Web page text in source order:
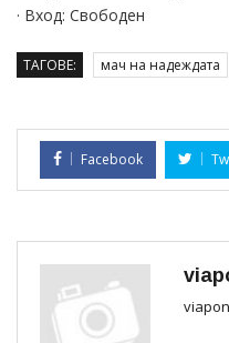
· Вход: Свободен
ТАГОВЕ: мач на надеждата
Facebook